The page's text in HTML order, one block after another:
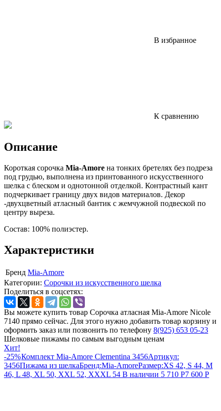
В избранное
К сравнению
Описание
Короткая сорочка Mia-Amore на тонких бретелях без подреза
под грудью, выполнена из принтованного искусственного
шелка с блеском и однотонной отделкой. Контрастный кант
подчеркивает границу двух видов материалов. Декор
-двухцветный атласный бантик с жемчужной подвеской по
центру выреза.
Состав: 100% полиэстер.
Характеристики
Бренд Mia-Amore
Категории: Сорочки из искусственного шелка
Поделиться в соцсетях:
Вы можете купить товар Сорочка атласная Mia-Amore Nicole
7140 прямо сейчас. Для этого нужно добавить товар корзину и
оформить заказ или позвонить по телефону 8(925) 653 05-23
Шелковые пижамы по самым выгодным ценам
Хит!
-25%Комплект Mia-Amore Clementina 3456Артикул:
3456Пижама из шелкаБренд:Mia-AmoreРазмер:XS 42, S 44, M
46, L 48, XL 50, XXL 52, XXXL 54 В наличии 5 710 Р7 600 Р